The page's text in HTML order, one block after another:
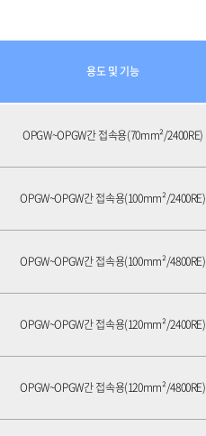
용도 및 기능
OPGW~OPGW간 접속용(70mm²/2400RE)
OPGW~OPGW간 접속용(100mm²/2400RE)
OPGW~OPGW간 접속용(100mm²/4800RE)
OPGW~OPGW간 접속용(120mm²/2400RE)
OPGW~OPGW간 접속용(120mm²/4800RE)